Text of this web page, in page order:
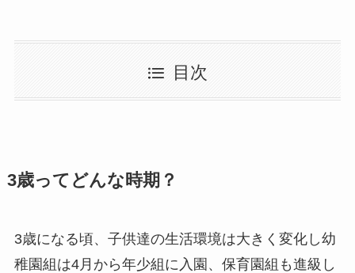
目次
3歳ってどんな時期？
3歳になる頃、子供達の生活環境は大きく変化し幼
稚園組は4月から年少組に入園、保育園組も進級し